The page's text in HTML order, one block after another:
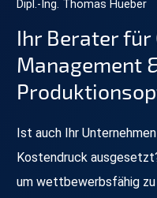
Dipl.-Ing. Thomas Hueber
Ihr Berater für
Management
Ist auch Ihr
Kostendruck
um wettbewerbsfähig zu